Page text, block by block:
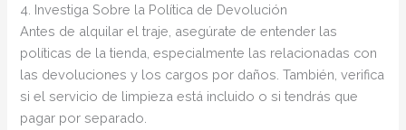
4. Investiga Sobre la Política de Devolución
Antes de alquilar el traje, asegúrate de entender las
políticas de la tienda, especialmente las relacionadas con
las devoluciones y los cargos por daños. También, verifica
si el servicio de limpieza está incluido o si tendrás que
pagar por separado.